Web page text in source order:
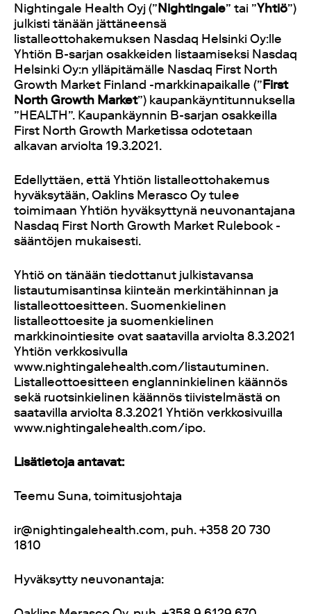
Nightingale Health Oyj (”Nightingale” tai ”Yhtiö”)
julkisti tänään jättäneensä
listalleottohakemuksen Nasdaq Helsinki Oy:lle
Yhtiön B-sarjan osakkeiden listaamiseksi Nasdaq
Helsinki Oy:n ylläpitämälle Nasdaq First North
Growth Market Finland -markkinapaikalle (”First
North Growth Market”) kaupankäyntitunnuksella
”HEALTH”. Kaupankäynnin B-sarjan osakkeilla
First North Growth Marketissa odotetaan
alkavan arviolta 19.3.2021.
Edellyttäen, että Yhtiön listalleottohakemus
hyväksytään, Oaklins Merasco Oy tulee
toimimaan Yhtiön hyväksyttynä neuvonantajana
Nasdaq First North Growth Market Rulebook -
sääntöjen mukaisesti.
Yhtiö on tänään tiedottanut julkistavansa
listautumisantinsa kiinteän merkintähinnan ja
listalleottoesitteen. Suomenkielinen
listalleottoesite ja suomenkielinen
markkinointiesite ovat saatavilla arviolta 8.3.2021
Yhtiön verkkosivulla
www.nightingalehealth.com/listautuminen.
Listalleottoesitteen englanninkielinen käännös
sekä ruotsinkielinen käännös tiivistelmästä on
saatavilla arviolta 8.3.2021 Yhtiön verkkosivuilla
www.nightingalehealth.com/ipo.
Lisätietoja antavat:
Teemu Suna, toimitusjohtaja
ir@nightingalehealth.com, puh. +358 20 730
1810
Hyväksytty neuvonantaja: